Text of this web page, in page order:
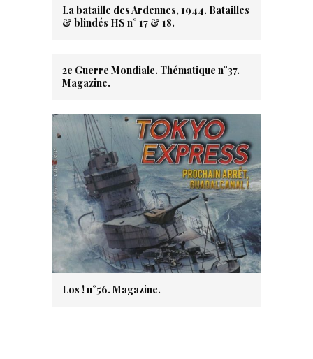
La bataille des Ardennes, 1944. Batailles
& blindés HS n° 17 & 18.
2e Guerre Mondiale. Thématique n°37.
Magazine.
Los ! n°56. Magazine.